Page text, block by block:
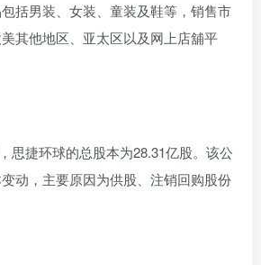
括男装、女装、童装及鞋等，销售市
其他地区、亚太区以及网上店舖平
思捷环球的总股本为28.31亿股。该公
动，主要原因为供股、注销回购股份